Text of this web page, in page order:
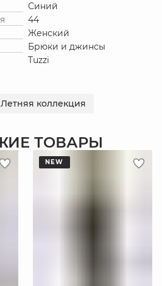
Синий
44
Женский
Брюки и джинсы
Tuzzi
Летняя коллекция
ТОВАРЫ
NEW